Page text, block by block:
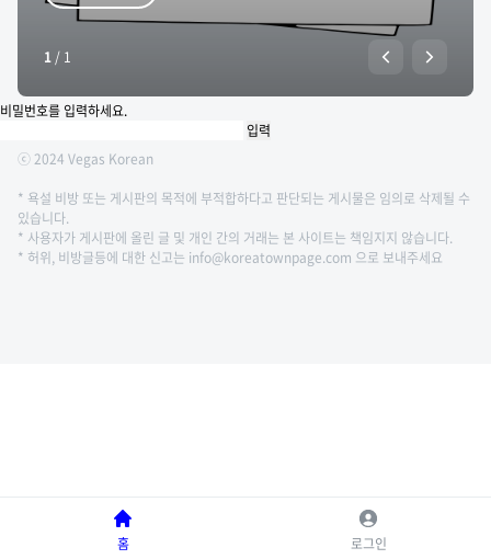
1 / 1
비밀번호를 입력하세요.
ⓒ 2024 Vegas Korean
* 욕설 비방 또는 게시판의 목적에 부적합하다고 판단되는 게시물은 임의로 삭제될 수
있습니다.
* 사용자가 게시판에 올린 글 및 개인 간의 거래는 본 사이트는 책임지지 않습니다.
* 허위, 비방글등에 대한 신고는 info@koreatownpage.com 으로 보내주세요
홈 로그인